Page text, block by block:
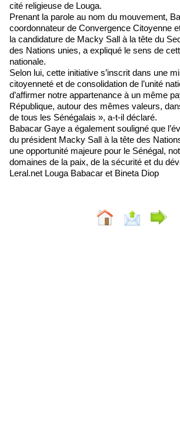
cité religieuse de Louga.
Prenant la parole au nom du mouvement,
coordonnateur de Convergence Citoyenne
la candidature de Macky Sall à la tête du
des Nations unies, a expliqué le sens de
nationale.
Selon lui, cette initiative s’inscrit dans une
citoyenneté et de consolidation de l’unité
d’affirmer notre appartenance à un même
République, autour des mêmes valeurs,
de tous les Sénégalais », a-t-il déclaré.
Babacar Gaye a également souligné que
du président Macky Sall à la tête des
une opportunité majeure pour le Sénégal,
domaines de la paix, de la sécurité et du
Leral.net Louga Babacar et Bineta Diop